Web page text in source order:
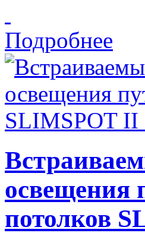
Подробнее
освещения
потолков